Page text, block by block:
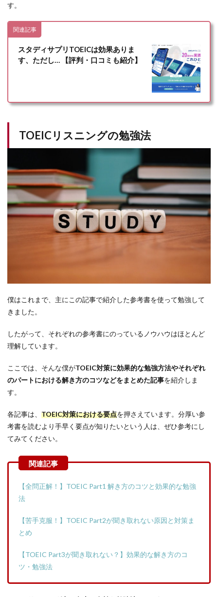
す。
関連記事
スタディサプリTOEICは効果ありま
す、ただし… 【評判・口コミも紹介】
TOEICリスニングの勉強法
僕はこれまで、主にこの記事で紹介した参考書を使って勉強して
きました。
したがって、それぞれの参考書にのっているノウハウはほとんど
理解しています。
ここでは、そんな僕がTOEIC対策に効果的な勉強方法やそれぞれ
のパートにおける解き方のコツなどをまとめた記事を紹介しま
す。
各記事は、 TOEIC対策における要点を押さえています。分厚い参
考書を読むより手早く要点が知りたいという人は、ぜひ参考にし
てみてください。
【全問正解！】TOEIC Part1 解き方のコツと効果的な勉強
法
【苦手克服！】TOEIC Part2が聞き取れない原因と対策ま
とめ
【TOEIC Part3が聞き取れない？】効果的な解き方のコ
ツ・勉強法